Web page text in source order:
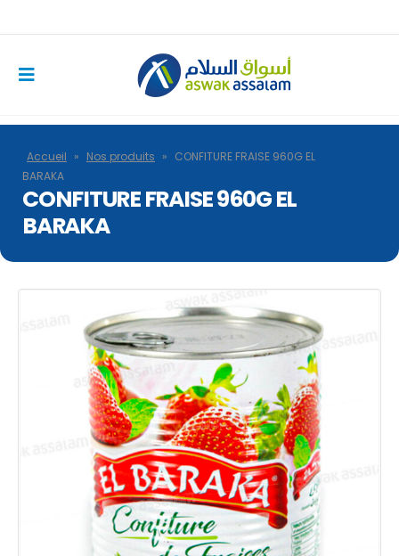
Accueil » Nos produits » CONFITURE FRAISE 960G EL
BARAKA
CONFITURE FRAISE 960G EL
BARAKA